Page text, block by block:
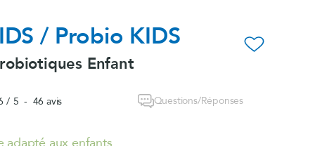
- Packs / Probio KIDS
favorite_border
Enfant
/ 5 - 46avis Questions/Réponses